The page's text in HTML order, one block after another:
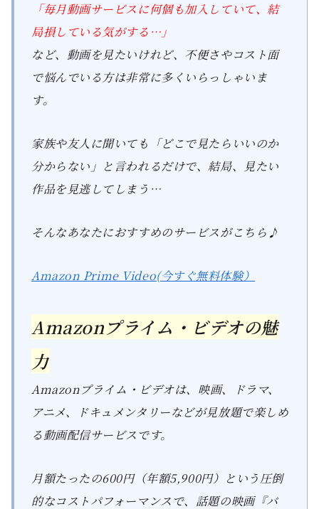
「毎月動画サービスに何個も加入していて、結
局損している気がする…」
など、動画を見たいけれど、不便さやコスト面
で悩んでいる方は非常に多くいらっしゃいま
す。
家族や友人に聞いても「どこで見たらいいのか
分からない」と言われるだけで、結局、見たい
作品を見逃してしまう…
そんなあなたにおすすめのサービスがこちら♪
Amazon Prime Video(今すぐ無料体験）
Amazonプライム・ビデオの魅
力
Amazonプライム・ビデオは、映画、ドラマ、
アニメ、ドキュメンタリーなどが見放題で楽しめ
る動画配信サービスです。
月額たったの600円（年額5,900円）という圧倒
的なコストパフォーマンスで、話題の映画『バ